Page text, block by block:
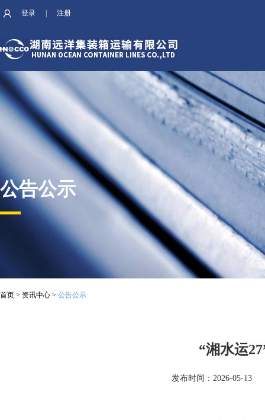
登录 注册
公告公示
首页 > 资讯中心 > 公告公示
“湘水运
发布时间：2026-05-13